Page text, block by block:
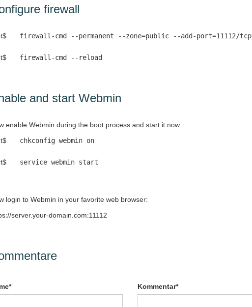
firewall
firewall-cmd --permanent --zone=public --add-port=11112/tcp
firewall-cmd --reload
and start Webmin
enable Webmin during the boot process and start it now.
chkconfig webmin on
service webmin start
login to Webmin in your favorite web browser:
server.your-domain.com:11112
* Pflichtfeld
Kommentar*